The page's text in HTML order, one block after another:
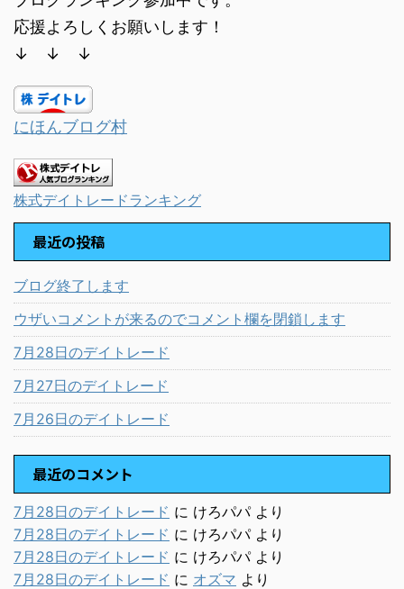
応援よろしくお願いします！
↓ ↓ ↓
にほんブログ村
株式デイトレードランキング
最近の投稿
ブログ終了します
ウザいコメントが来るのでコメント欄を閉鎖します
7月28日のデイトレード
7月27日のデイトレード
7月26日のデイトレード
最近のコメント
7月28日のデイトレード に けろパパより
7月28日のデイトレード に けろパパより
7月28日のデイトレード に けろパパより
7月28日のデイトレード に オズマ より